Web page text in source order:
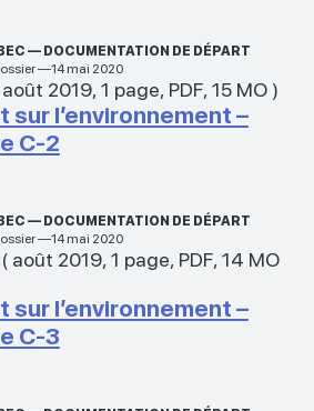
— DOCUMENTATION DE DÉPART
—14 mai 2020
août 2019, 1 page, PDF, 15 MO)
sur l’environnement –
C-2
— DOCUMENTATION DE DÉPART
—14 mai 2020
( août 2019, 1 page, PDF, 14 MO
sur l’environnement –
C-3